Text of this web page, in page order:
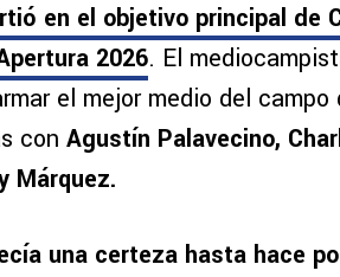
en el objetivo principal de
2026. El
el mejor medio del
con Agustín Palavecino,
Márquez.
una certeza hasta hace